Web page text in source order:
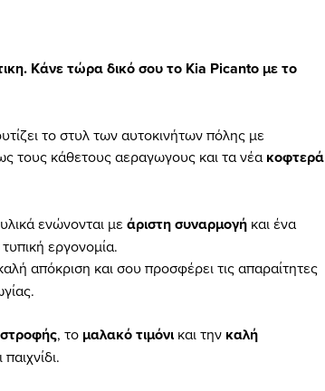
Κάνε τώρα δικό σου το Kia Picanto με το
το στυλ των αυτοκινήτων πόλης με
τους κάθετους αεραγωγους και τα νέα κοφτερά
ενώνονται με άριστη συναρμογή και ένα
εργονομία.
απόκριση και σου προσφέρει τις απαραίτητες
, το μαλακό τιμόνι και την καλή